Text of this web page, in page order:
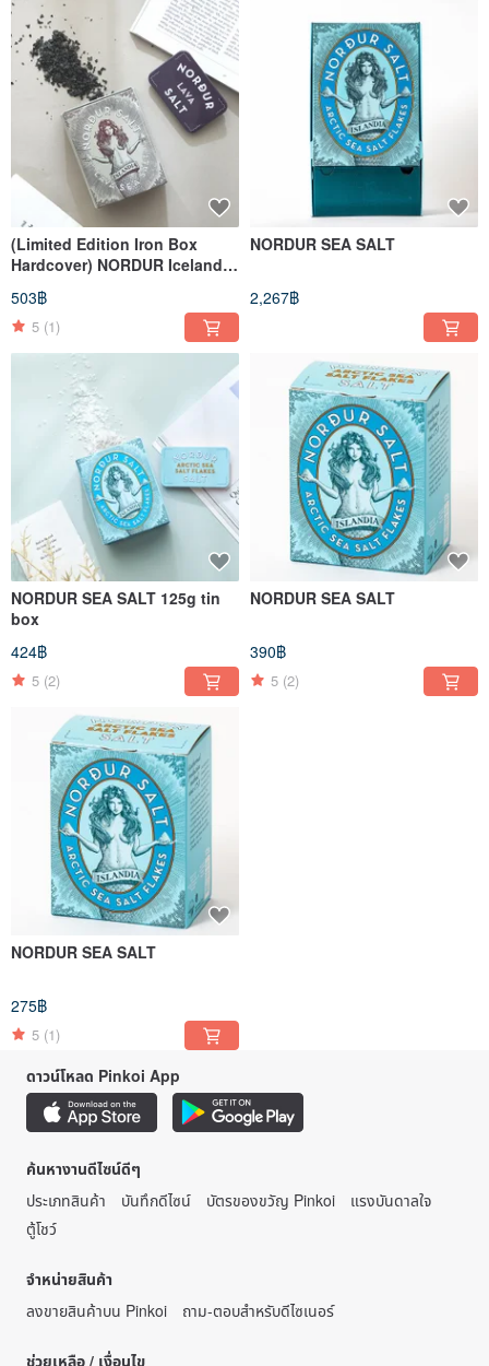
(Limited Edition Iron Box
Hardcover) NORDUR Icelandic
503฿
5 (1)
NORDUR SEA SALT
2,267฿
NORDUR SEA SALT 125g tin
box
424฿
5 (2)
NORDUR SEA SALT
390฿
5 (2)
NORDUR SEA SALT
275฿
5 (1)
ดาวน์โหลด Pinkoi App
ค้นหางานดีไซน์ดีๆ
ประเภทสินค้า
บันทึกดีไซน์ บัตรของขวัญ Pinkoi
แรงบันดาลใจ
ตู้โชว์
จำหน่ายสินค้า
ลงขายสินค้าบน Pinkoi
ถาม-ตอบสำหรับดีไซเนอร์
ช่วยเหลือ / เงื่อนไข